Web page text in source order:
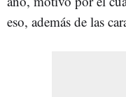
eso, además de las